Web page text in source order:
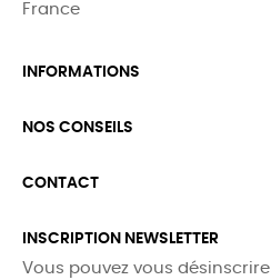
France
INFORMATIONS
NOS CONSEILS
CONTACT
INSCRIPTION NEWSLETTER
Vous pouvez vous